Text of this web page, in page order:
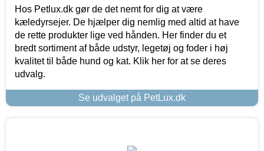
Hos Petlux.dk gør de det nemt for dig at være
kæledyrsejer. De hjælper dig nemlig med altid at have
de rette produkter lige ved hånden. Her finder du et
bredt sortiment af både udstyr, legetøj og foder i høj
kvalitet til både hund og kat. Klik her for at se deres
udvalg.
Se udvalget på PetLux.dk